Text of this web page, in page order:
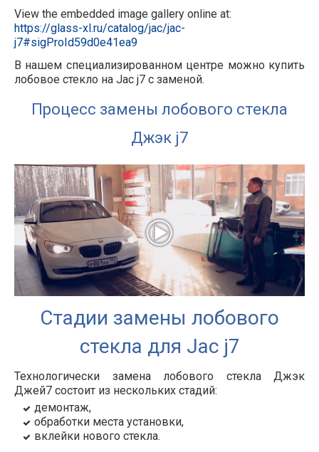
View the embedded image gallery online at:
https://glass-xl.ru/catalog/jac/jac-
j7#sigProId59d0e41ea9
В нашем специализированном центре можно купить
лобовое стекло на Jac j7 с заменой.
Процесс замены лобового стекла
Джэк j7
Стадии замены лобового
стекла для Jac j7
Технологически замена лобового стекла Джэк
Джей7 состоит из нескольких стадий:
демонтаж,
обработки места установки,
вклейки нового стекла.